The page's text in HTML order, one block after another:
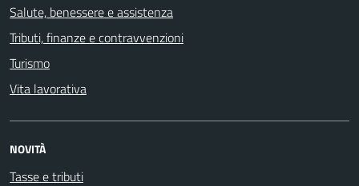
Salute, benessere e assistenza
Tributi, finanze e contravvenzioni
Turismo
Vita lavorativa
NOVITÀ
Tasse e tributi